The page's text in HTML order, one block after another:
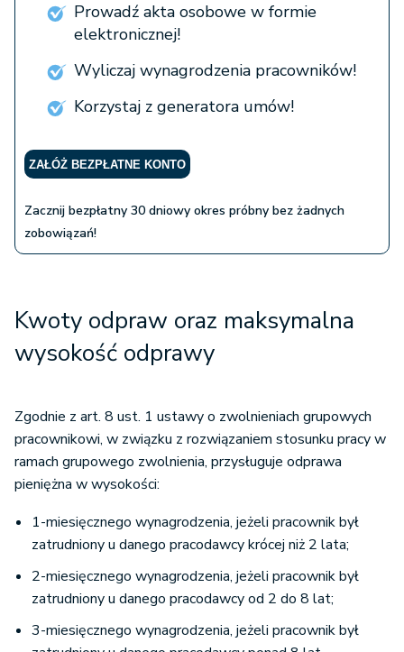
Prowadź akta osobowe w formie
elektronicznej!
Wyliczaj wynagrodzenia pracowników!
Korzystaj z generatora umów!
ZAŁÓŻ BEZPŁATNE KONTO
Zacznij bezpłatny 30 dniowy okres próbny bez żadnych
zobowiązań!
Kwoty odpraw oraz maksymalna
wysokość odprawy
Zgodnie z art. 8 ust. 1 ustawy o zwolnieniach grupowych
pracownikowi, w związku z rozwiązaniem stosunku pracy w
ramach grupowego zwolnienia, przysługuje odprawa
pieniężna w wysokości:
1-miesięcznego wynagrodzenia, jeżeli pracownik był
zatrudniony u danego pracodawcy krócej niż 2 lata;
2-miesięcznego wynagrodzenia, jeżeli pracownik był
zatrudniony u danego pracodawcy od 2 do 8 lat;
3-miesięcznego wynagrodzenia, jeżeli pracownik był